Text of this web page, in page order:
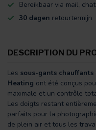
Bereikbaar via mail,
30 dagen retourtermijn
DESCRIPTION DU
Les sous-gants chauffants
Heating ont été conçus
maximale et un contrôle
Les doigts restant
parfaits pour la
de plein air et tous les